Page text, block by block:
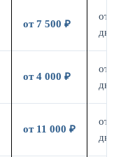
от 7 500 ₽
от 7
дн.
от 4 000 ₽
от 3
дн.
от 11 000 ₽
от 7
дн.